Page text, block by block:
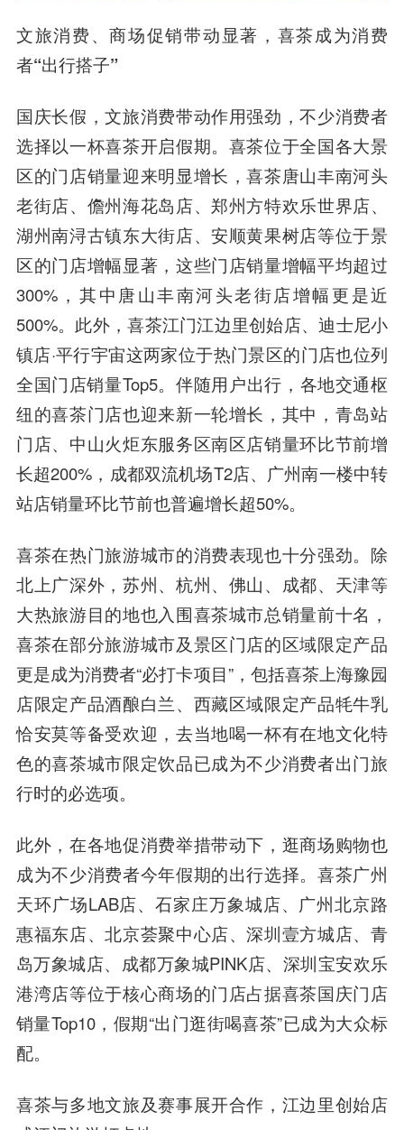
文旅消费、商场促销带动显著，喜茶成为消费
者“出行搭子”
国庆长假，文旅消费带动作用强劲，不少消费者
选择以一杯喜茶开启假期。喜茶位于全国各大景
区的门店销量迎来明显增长，喜茶唐山丰南河头
老街店、儋州海花岛店、郑州方特欢乐世界店、
湖州南浔古镇东大街店、安顺黄果树店等位于景
区的门店增幅显著，这些门店销量增幅平均超过
300%，其中唐山丰南河头老街店增幅更是近
500%。此外，喜茶江门江边里创始店、迪士尼小
镇店·平行宇宙这两家位于热门景区的门店也位列
全国门店销量Top5。伴随用户出行，各地交通枢
纽的喜茶门店也迎来新一轮增长，其中，青岛站
门店、中山火炬东服务区南区店销量环比节前增
长超200%，成都双流机场T2店、广州南一楼中转
站店销量环比节前也普遍增长超50%。
喜茶在热门旅游城市的消费表现也十分强劲。除
北上广深外，苏州、杭州、佛山、成都、天津等
大热旅游目的地也入围喜茶城市总销量前十名，
喜茶在部分旅游城市及景区门店的区域限定产品
更是成为消费者“必打卡项目”，包括喜茶上海豫园
店限定产品酒酿白兰、西藏区域限定产品牦牛乳
恰安莫等备受欢迎，去当地喝一杯有在地文化特
色的喜茶城市限定饮品已成为不少消费者出门旅
行时的必选项。
此外，在各地促消费举措带动下，逛商场购物也
成为不少消费者今年假期的出行选择。喜茶广州
天环广场LAB店、石家庄万象城店、广州北京路
惠福东店、北京荟聚中心店、深圳壹方城店、青
岛万象城店、成都万象城PINK店、深圳宝安欢乐
港湾店等位于核心商场的门店占据喜茶国庆门店
销量Top10，假期“出门逛街喝喜茶”已成为大众标
配。
喜茶与多地文旅及赛事展开合作，江边里创始店